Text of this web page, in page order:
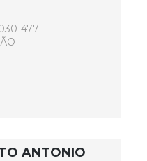
477 -
ANTONIO